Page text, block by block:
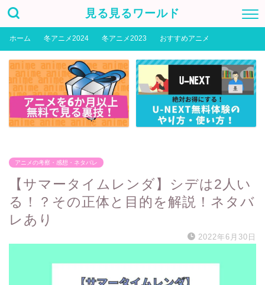
見る見るワールド
ホーム 冬アニメ2024 冬アニメ2023 おすすめアニメ
アニメの考察・感想・ネタバレ
【サマータイムレンダ】シデは2人い
る！？その正体と目的を解説！ネタバ
レあり
2022年6月30日